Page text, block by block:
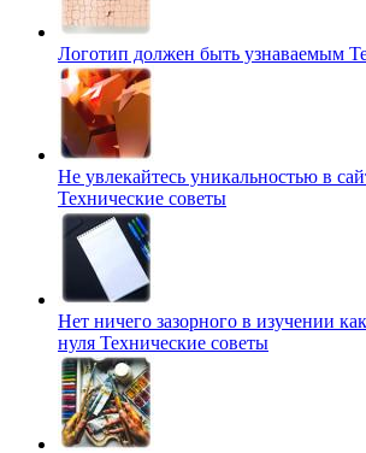
Логотип должен быть узнаваемым
Не увлекайтесь уникальностью в
Технические советы
Нет ничего зазорного в изучении
нуля Технические советы